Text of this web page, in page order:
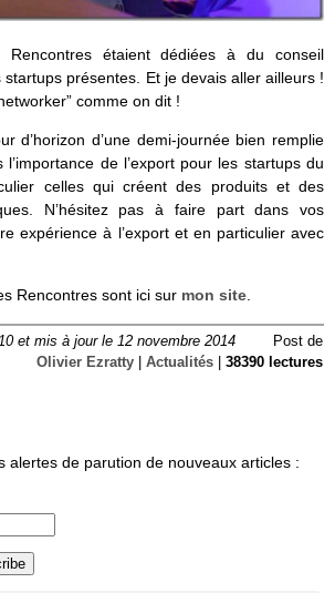
Rencontres étaient dédiées à du conseil
présentes. Et je devais aller ailleurs !
comme on dit !
d’horizon d’une demi-journée bien remplie
de l’export pour les startups du
celles qui créent des produits et des
N’hésitez pas à faire part dans vos
expérience à l’export et en particulier avec
Rencontres sont ici sur mon site.
et mis à jour le 12 novembre 2014
Post de
Olivier Ezratty
Actualités 38390 lectures
alertes de parution de nouveaux articles :